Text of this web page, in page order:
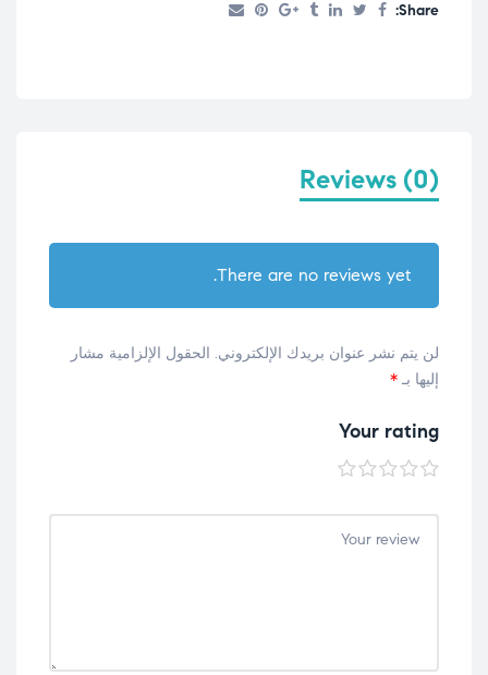
Share:
Reviews (0)
There are no reviews yet.
لن يتم نشر عنوان بريدك الإلكتروني. الحقول الإلزامية مشار
إليها بـ *
Your rating
1
2
3
4
5